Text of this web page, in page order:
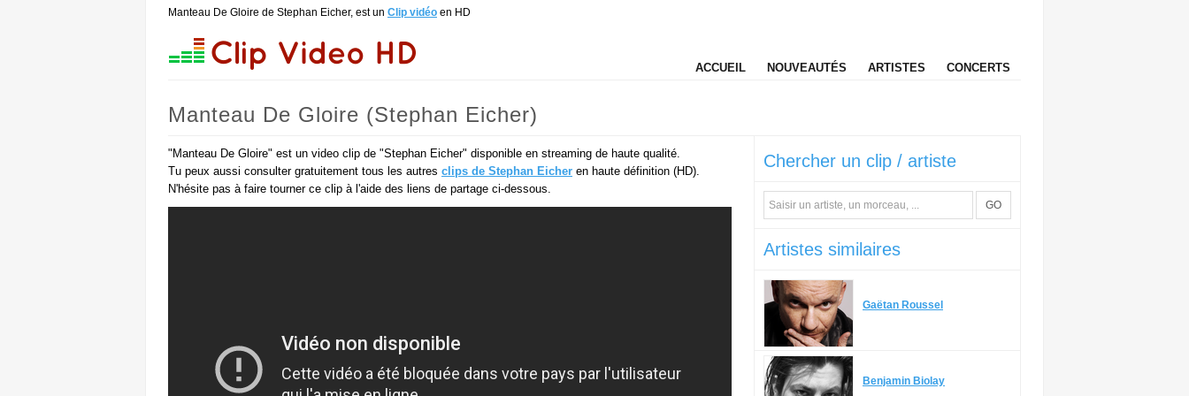
Manteau De Gloire de Stephan Eicher, est un Clip vidéo en HD
ACCUEIL NOUVEAUTÉS ARTISTES CONCERTS
Manteau De Gloire (Stephan Eicher)
"Manteau De Gloire" est un video clip de "Stephan Eicher" disponible en streaming de haute qualité.
Tu peux aussi consulter gratuitement tous les autres clips de Stephan Eicher en haute définition (HD).
N'hésite pas à faire tourner ce clip à l'aide des liens de partage ci-dessous.
Chercher un clip / artiste
GO
Artistes similaires
Gaëtan Roussel
Benjamin Biolay